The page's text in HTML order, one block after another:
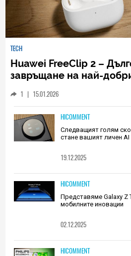
TECH
Huawei FreeClip 2 –
завръщане на най-
1 | 15.01.2026
HICOMMENT
Следващият голям
стане вашият личен AI
19.12.2025
HICOMMENT
Представяме Galaxy Z
мобилните иновации
02.12.2025
HICOMMENT